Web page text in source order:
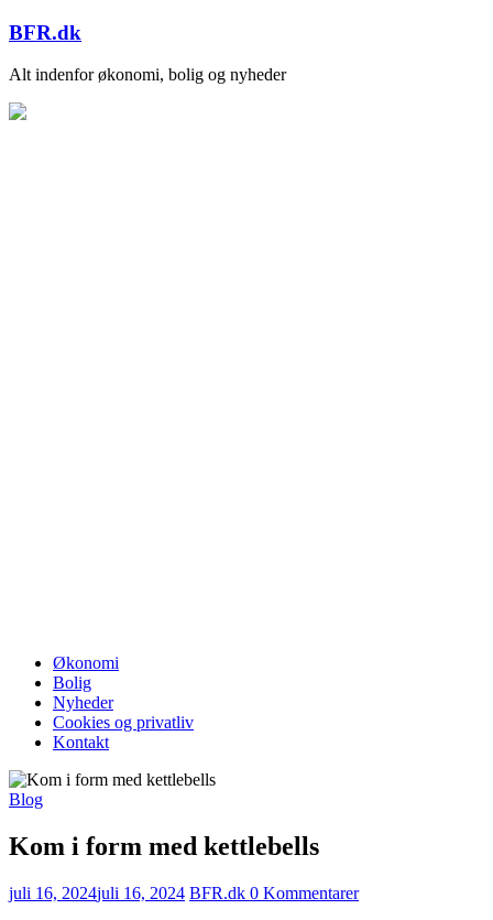
Skip
content
BFR.dk
Alt indenfor økonomi, bolig og nyheder
Økonomi
Bolig
Nyheder
Cookies og privatliv
Kontakt
Blog
Kom i form med kettlebells
juli 16, 2024juli 16, 2024 BFR.dk 0 Kommentarer